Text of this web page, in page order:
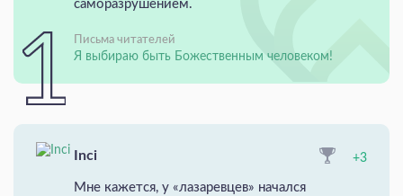
саморазрушением.
Письма читателей
Я выбираю быть Божественным человеком!
Inci +3
Мне кажется, у «лазаревцев» начался